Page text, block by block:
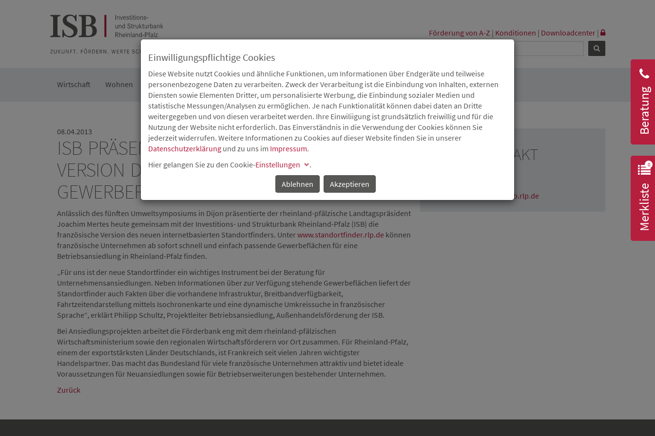
Förderung von A-Z | Konditionen | Downloadcenter |
Wirtschaft Wohnen Kommunal Die ISB Karriere Service Aktuelles
Beratung
0
Merkliste
08.04.2013
ISB PRÄSENTIERT IN DIJON FRANZÖSISCHE
VERSION DES STANDORTFINDERS FÜR
GEWERBEFLÄCHEN IN RHEINLAND-PFALZ
Anlässlich des fünften Umweltsymposiums in Dijon präsentierte der rheinland-pfälzische Landtagspräsident
Joachim Mertes heute gemeinsam mit der Investitions- und Strukturbank Rheinland-Pfalz (ISB) die
französische Version des neuen internetbasierten Standortfinders. Unterwww.standortfinder.rlp.de können
französische Unternehmen ab sofort schnell und einfach passende Gewerbeflächen für eine
Betriebsansiedlung in Rheinland-Pfalz finden.
„Für uns ist der neue Standortfinder ein wichtiges Instrument bei der Beratung für
Unternehmensansiedlungen. Neben Informationen über zur Verfügung stehende Gewerbeflächen liefert der
Standortfinder auch Fakten über die vorhandene Infrastruktur, Breitbandverfügbarkeit,
Fahrtzeitendarstellung mittels Isochronenkarte und eine dynamische Umkreissuche in französischer
Sprache“, erklärt Philipp Schultz, Projektleiter Betriebsansiedlung, Außenhandelsförderung der ISB.
Bei Ansiedlungsprojekten arbeitet die Förderbank eng mit dem rheinland-pfälzischen
Wirtschaftsministerium sowie den regionalen Wirtschaftsförderern vor Ort zusammen. Für Rheinland-Pfalz,
einem der exportstärksten Länder Deutschlands, ist Frankreich seit vielen Jahren wichtigster
Handelspartner. Das macht das Bundesland für viele französische Unternehmen attraktiv und bietet ideale
Voraussetzungen für Neuansiedlungen sowie für Betriebserweiterungen bestehender Unternehmen.
Zurück
PRESSEKONTAKT
claudia.wichmann@isb.rlp.de
Einwilligungspflichtige Cookies
Diese Website nutzt Cookies und ähnliche Funktionen, um Informationen über Endgeräte und teilweise
personenbezogene Daten zu verarbeiten. Zweck der Verarbeitung ist die Einbindung von Inhalten, externen
Diensten sowie Elementen Dritter, um personalisierte Werbung, die Einbindung sozialer Medien und
statistische Messungen/Analysen zu ermöglichen. Je nach Funktionalität können dabei daten an Dritte
weitergegeben und von diesen verarbeitet werden. Ihre Einwiliigung ist grundsätzlich freiwillig und für die
Nutzung der Website nicht erforderlich. Das Einverständnis in die Verwendung der Cookies können Sie
jederzeit widerrufen. Weitere Informationen zu Cookies auf dieser Website finden Sie in unserer
Datenschutzerklärung und zu uns im Impressum.
Hier gelangen Sie zu den Cookie-Einstellungen
.
Ablehnen
Akzeptieren